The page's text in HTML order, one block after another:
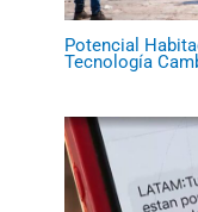
Potencial
Tecnología